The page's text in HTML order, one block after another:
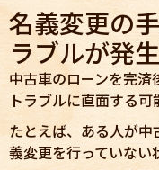
名義変更の
ラブルが発
中古車のローンを完
トラブルに直面する可
たとえば、ある人が
義変更を行っていない